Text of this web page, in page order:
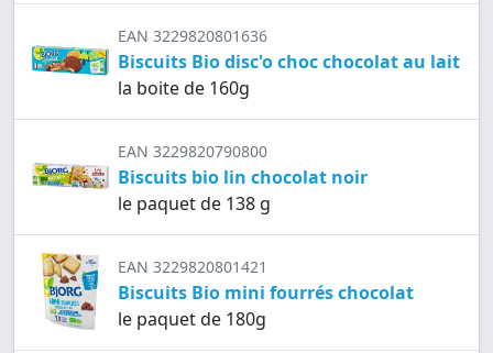
EAN 3229820801636
Biscuits Bio disc'o choc chocolat au lait
la boite de 160g
EAN 3229820790800
Biscuits bio lin chocolat noir
le paquet de 138 g
EAN 3229820801421
Biscuits Bio mini fourrés chocolat
le paquet de 180g